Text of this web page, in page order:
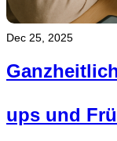
Dec 25, 2025
ups und